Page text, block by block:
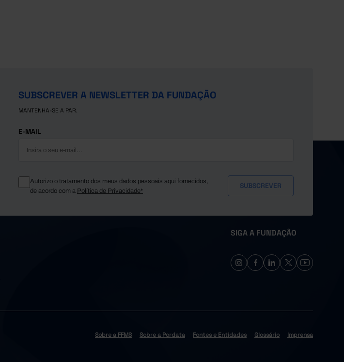
SUBSCREVER A NEWSLETTER DA FUNDAÇÃO
MANTENHA-SE A PAR.
E-MAIL
Autorizo o tratamento dos meus dados pessoais aqui fornecidos,
de acordo com a Política de Privacidade*
SIGA A FUNDAÇÃO
Sobre a FFMS Sobre a Pordata Fontes e Entidades Glossário Imprensa